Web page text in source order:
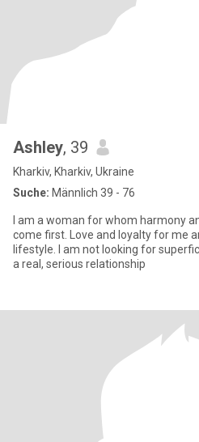
Ashley, 39
Kharkiv, Kharkiv, Ukraine
Suche: Männlich 39 - 76
I am a woman for whom harmony
come first. Love and loyalty for me
lifestyle. I am not looking for
a real, serious relationship